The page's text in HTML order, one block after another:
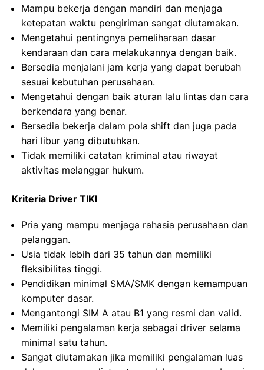
Mampu bekerja dengan mandiri dan menjaga
ketepatan waktu pengiriman sangat diutamakan.
Mengetahui pentingnya pemeliharaan dasar
kendaraan dan cara melakukannya dengan baik.
Bersedia menjalani jam kerja yang dapat berubah
sesuai kebutuhan perusahaan.
Mengetahui dengan baik aturan lalu lintas dan cara
berkendara yang benar.
Bersedia bekerja dalam pola shift dan juga pada
hari libur yang dibutuhkan.
Tidak memiliki catatan kriminal atau riwayat
aktivitas melanggar hukum.
Kriteria Driver TIKI
Pria yang mampu menjaga rahasia perusahaan dan
pelanggan.
Usia tidak lebih dari 35 tahun dan memiliki
fleksibilitas tinggi.
Pendidikan minimal SMA/SMK dengan kemampuan
komputer dasar.
Mengantongi SIM A atau B1 yang resmi dan valid.
Memiliki pengalaman kerja sebagai driver selama
minimal satu tahun.
Sangat diutamakan jika memiliki pengalaman luas